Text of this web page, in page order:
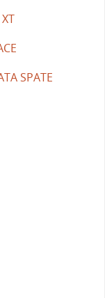
SPATE